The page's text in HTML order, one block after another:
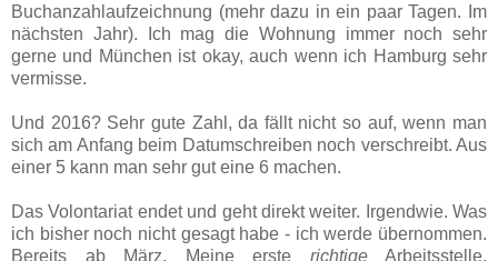
Buchanzahlaufzeichnung (mehr dazu in ein paar Tagen. Im
nächsten Jahr). Ich mag die Wohnung immer noch sehr
gerne und München ist okay, auch wenn ich Hamburg sehr
vermisse.
Und 2016? Sehr gute Zahl, da fällt nicht so auf, wenn man
sich am Anfang beim Datumschreiben noch verschreibt. Aus
einer 5 kann man sehr gut eine 6 machen.
Das Volontariat endet und geht direkt weiter. Irgendwie. Was
ich bisher noch nicht gesagt habe - ich werde übernommen.
Bereits ab März. Meine erste richtigeArbeitsstelle.